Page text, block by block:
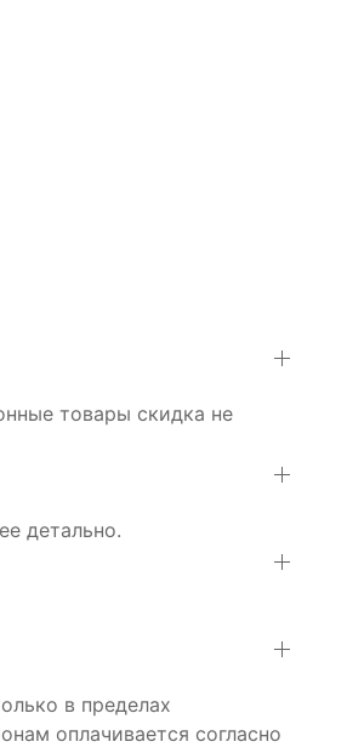
товары скидка не
детально.
в пределах
оплачивается согласно